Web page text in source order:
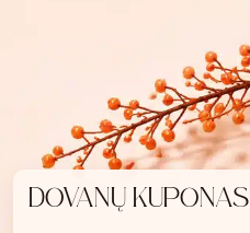
DOVANŲ KUPONAS